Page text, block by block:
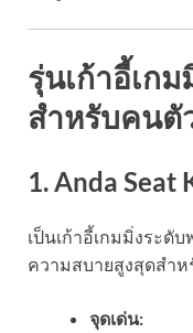
รุ่นเก้าอี้เก
สำหรับคนตั
1. Anda Seat
เป็นเก้าอี้เกมมิ่งระดั
ความสบายสูงสุดสำ
จุดเด่น: